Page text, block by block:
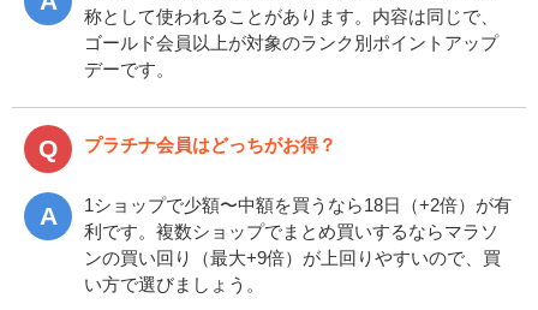
称として使われることがあります。内容は同じで、
ゴールド会員以上が対象のランク別ポイントアップ
デーです。
プラチナ会員はどっちがお得？
1ショップで少額〜中額を買うなら18日（+2倍）が有
利です。複数ショップでまとめ買いするならマラソ
ンの買い回り（最大+9倍）が上回りやすいので、買
い方で選びましょう。